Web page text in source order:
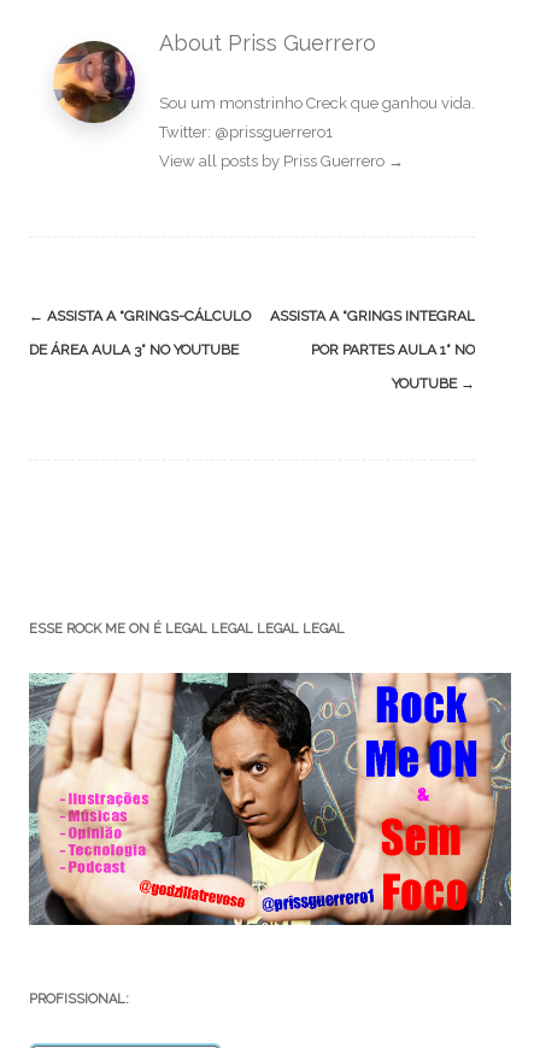
About Priss Guerrero
Sou um monstrinho Creck que ganhou vida.
Twitter: @prissguerrero1
View all posts by Priss Guerrero →
Post
navigation
← ASSISTA A “GRINGS-CÁLCULO
DE ÁREA AULA 3” NO YOUTUBE
ASSISTA A “GRINGS INTEGRAL
POR PARTES AULA 1” NO
YOUTUBE →
ESSE ROCK ME ON É LEGAL LEGAL LEGAL LEGAL
PROFISSIONAL: